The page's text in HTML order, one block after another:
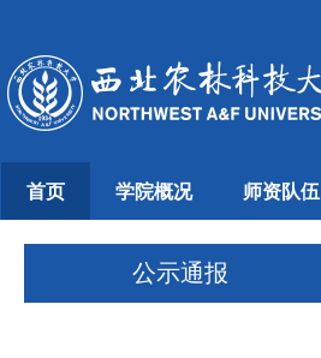
首页 学院概况 师资队伍
公示通报